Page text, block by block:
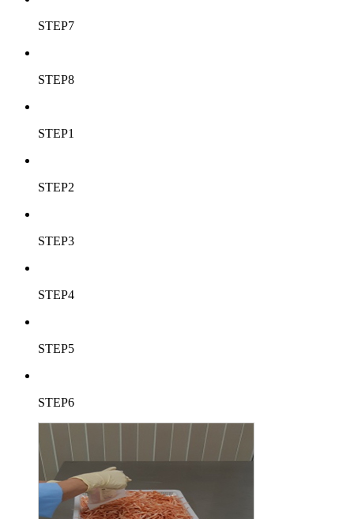
STEP7
STEP8
STEP1
STEP2
STEP3
STEP4
STEP5
STEP6